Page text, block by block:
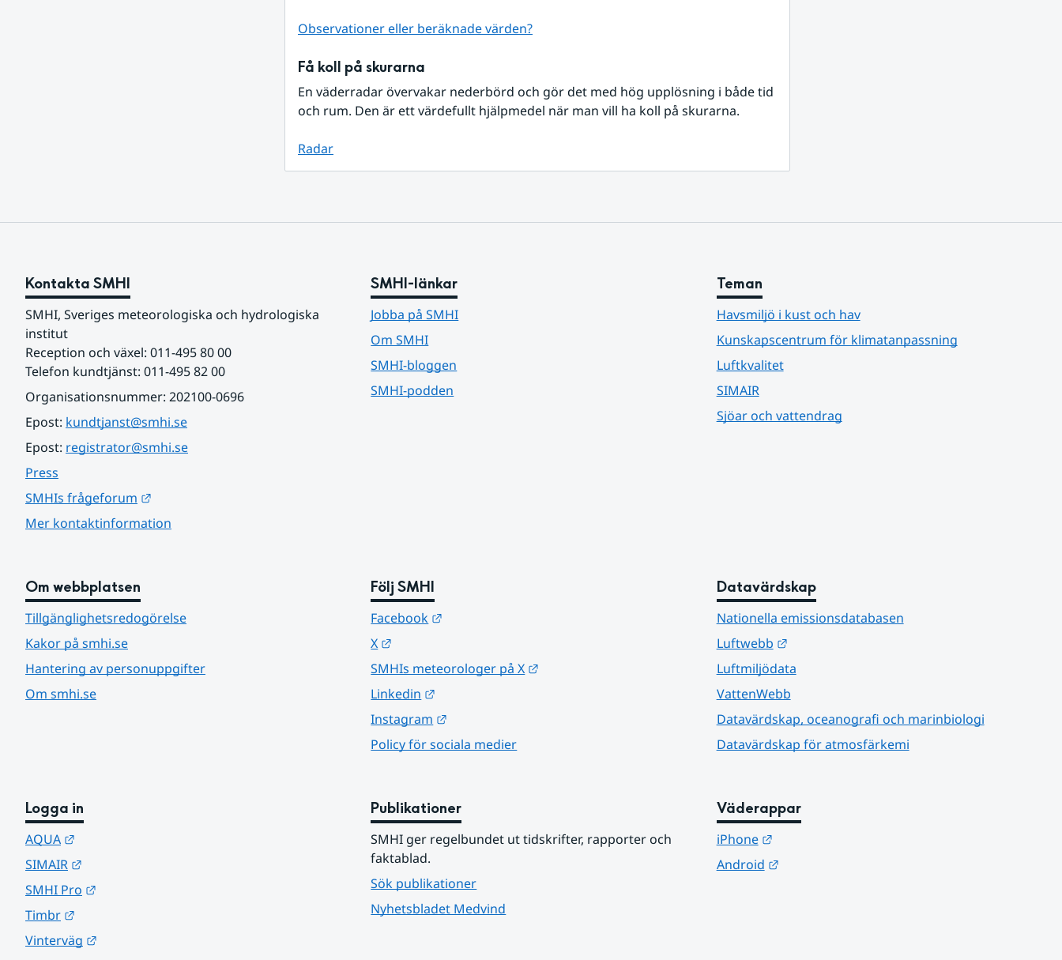
Observationer eller beräknade värden?
Få koll på skurarna
En väderradar övervakar nederbörd och gör det med hög upplösning i både tid
och rum. Den är ett värdefullt hjälpmedel när man vill ha koll på skurarna.
Radar
Kontakta SMHI
SMHI, Sveriges meteorologiska och hydrologiska
institut
Reception och växel: 011-495 80 00
Telefon kundtjänst: 011-495 82 00
Organisationsnummer: 202100-0696
Epost: kundtjanst@smhi.se
Epost: registrator@smhi.se
Press
SMHIs frågeforum
Mer kontaktinformation
SMHI-länkar
Jobba på SMHI
Om SMHI
SMHI-bloggen
SMHI-podden
Teman
Havsmiljö i kust och hav
Kunskapscentrum för klimatanpassning
Luftkvalitet
SIMAIR
Sjöar och vattendrag
Om webbplatsen
Tillgänglighetsredogörelse
Kakor på smhi.se
Hantering av personuppgifter
Om smhi.se
Följ SMHI
Facebook
X
SMHIs meteorologer på X
Linkedin
Instagram
Policy för sociala medier
Datavärdskap
Nationella emissionsdatabasen
Luftwebb
Länk till annan webbplats.
Luftmiljödata
VattenWebb
Datavärdskap, oceanografi och marinbiologi
Datavärdskap för atmosfärkemi
Logga in
AQUA
SIMAIR
SMHI Pro
Timbr
Vinterväg
Publikationer
SMHI ger regelbundet ut tidskrifter, rapporter och
faktablad.
Sök publikationer
Nyhetsbladet Medvind
Väderappar
iPhone
Länk till annan webbplats.
Android
Länk till annan webbplats.